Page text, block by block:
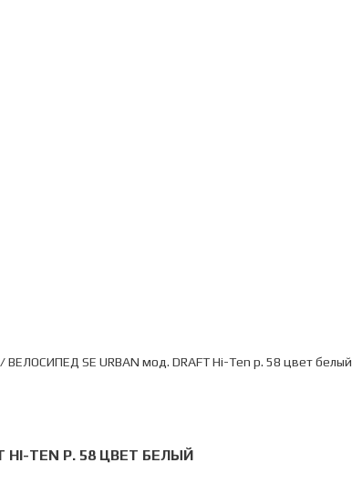
/ ВЕЛОСИПЕД SE URBAN мод. DRAFT Hi-Ten р. 58 цвет белый
HI-TEN Р. 58 ЦВЕТ БЕЛЫЙ